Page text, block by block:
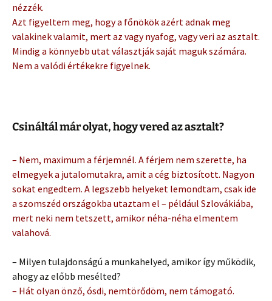
nézzék.
Azt figyeltem meg, hogy a főnökök azért adnak meg
valakinek valamit, mert az vagy nyafog, vagy veri az asztalt.
Mindig a könnyebb utat választják saját maguk számára.
Nem a valódi értékekre figyelnek.
Csináltál már olyat, hogy vered az asztalt?
– Nem, maximum a férjemnél. A férjem nem szerette, ha
elmegyek a jutalomutakra, amit a cég biztosított. Nagyon
sokat engedtem. A legszebb helyeket lemondtam, csak ide
a szomszéd országokba utaztam el – például Szlovákiába,
mert neki nem tetszett, amikor néha-néha elmentem
valahová.
– Milyen tulajdonságú a munkahelyed, amikor így működik,
ahogy az előbb mesélted?
– Hát olyan önző, ósdi, nemtörődöm, nem támogató.